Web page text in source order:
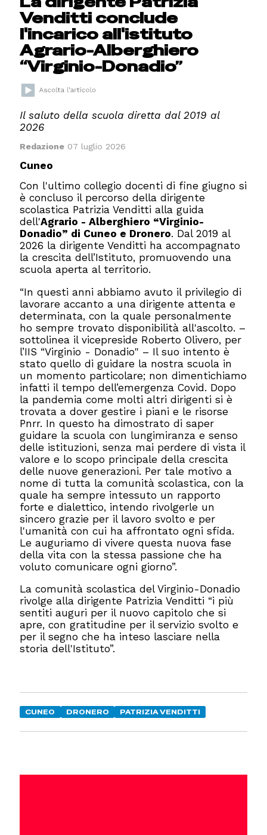
Venditti conclude
l'incarico all'istituto
Agrario-Alberghiero
“Virginio-Donadio”
Il saluto della scuola diretta dal 2019 al
2026
Redazione 07 luglio 2026
Cuneo
Con l'ultimo collegio docenti di fine giugno si
è concluso il percorso della dirigente
scolastica Patrizia Venditti alla guida
dell'Agrario - Alberghiero “Virginio-
Donadio” di Cuneo e Dronero. Dal 2019 al
2026 la dirigente Venditti ha accompagnato
la crescita dell’Istituto, promuovendo una
scuola aperta al territorio.
“In questi anni abbiamo avuto il privilegio di
lavorare accanto a una dirigente attenta e
determinata, con la quale personalmente
ho sempre trovato disponibilità all'ascolto. –
sottolinea il vicepreside Roberto Olivero, per
l’IIS “Virginio - Donadio" – Il suo intento è
stato quello di guidare la nostra scuola in
un momento particolare; non dimentichiamo
infatti il tempo dell’emergenza Covid. Dopo
la pandemia come molti altri dirigenti si è
trovata a dover gestire i piani e le risorse
Pnrr. In questo ha dimostrato di saper
guidare la scuola con lungimiranza e senso
delle istituzioni, senza mai perdere di vista il
valore e lo scopo principale della crescita
delle nuove generazioni. Per tale motivo a
nome di tutta la comunità scolastica, con la
quale ha sempre intessuto un rapporto
forte e dialettico, intendo rivolgerle un
sincero grazie per il lavoro svolto e per
l'umanità con cui ha affrontato ogni sfida.
Le auguriamo di vivere questa nuova fase
della vita con la stessa passione che ha
voluto comunicare ogni giorno”.
La comunità scolastica del Virginio-Donadio
rivolge alla dirigente Patrizia Venditti “i più
sentiti auguri per il nuovo capitolo che si
apre, con gratitudine per il servizio svolto e
per il segno che ha inteso lasciare nella
storia dell'Istituto”.
CUNEO DRONERO PATRIZIA VENDITTI